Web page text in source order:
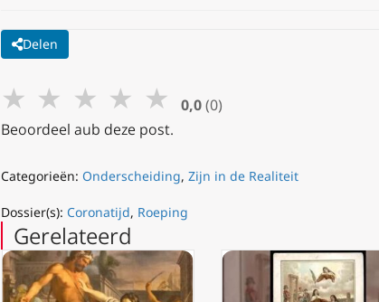
Delen
★ ★ ★ ★ ★ 0,0 (0)
Beoordeel aub deze post.
Categorieën: Onderscheiding, Zijn in de Realiteit
Dossier(s): Coronatijd, Roeping
Gerelateerd